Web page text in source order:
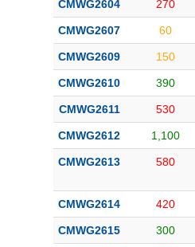
CMWG2604 270
CMWG2607 60
CMWG2609 150
CMWG2610 390
CMWG2611 530
CMWG2612 1,100
CMWG2613 580
CMWG2614 420
CMWG2615 300
Bài viết của tác giả(-)
Báo cáo phân tích
Thuật ngữ(-)
Dịch vụ(-)
Đào tạo
Sách tài chính